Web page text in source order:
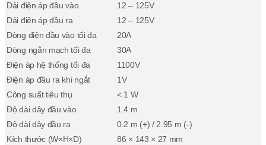
Dải điện áp đầu vào
12 – 125V
Dải điện áp đầu ra
12 – 125V
Dòng điện đầu vào tối đa
20A
Dòng ngắn mạch tối đa
30A
Điện áp hệ thống tối đa
1100V
Điện áp đầu ra khi ngắt
1V
Công suất tiêu thụ
< 1 W
Độ dài dây đầu vào
1.4 m
Độ dài dây đầu ra
0.2 m (+) / 2.95 m (-)
Kích thước (W×H×D)
86 × 143 × 27 mm